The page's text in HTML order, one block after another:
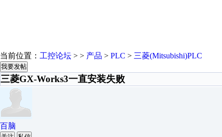
当前位置： 工控论坛 > > 产品 > PLC > 三菱(Mitsubishi)PLC
我要发帖
三菱GX-Works3一直安装失败
百脑